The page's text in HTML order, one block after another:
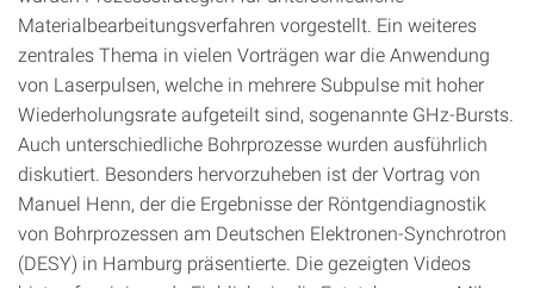
Materialbearbeitungsverfah­ren vorgestellt. Ein weiteres
zentrales Thema in vielen Vorträgen war die Anwendung
von La­ser­pulsen, welche in mehrere Subpulse mit hoher
Wiederholungsrate aufgeteilt sind, soge­nannte GHz-Bursts.
Auch unterschiedliche Bohrprozesse wurden ausführlich
diskutiert. Be­sonders hervorzu­heben ist der Vortrag von
Manuel Henn, der die Ergebnisse der Röntgendi­agnostik
von Bohr­prozessen am Deutschen Elektronen-Synchrotron
(DESY) in Hamburg prä­sentierte. Die ge­zeigten Videos